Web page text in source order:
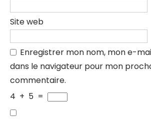
Site web
Enregistrer mon nom, mon e-
dans le navigateur pour mon
commentaire.
4 + 5 =